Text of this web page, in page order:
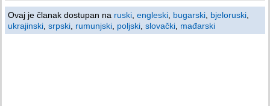
Ovaj je članak dostupan na ruski engleski bugarski bjeloruski
ukrajinski srpski rumunjski poljski slovački mađarski